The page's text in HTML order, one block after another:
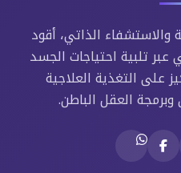
الذاتي، أقود
تلبية احتياجات الجسد
على التغذية العلاجية
وبرمجة العقل الباطن.